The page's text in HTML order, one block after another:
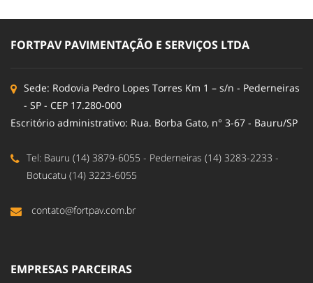
FORTPAV PAVIMENTAÇÃO E SERVIÇOS LTDA
Sede: Rodovia Pedro Lopes Torres Km 1 – s/n - Pederneiras
- SP - CEP 17.280-000
Escritório administrativo: Rua. Borba Gato, n° 3-67 - Bauru/SP
Tel: Bauru (14) 3879-6055 - Pederneiras (14) 3283-2233 -
Botucatu (14) 3223-6055
contato@fortpav.com.br
EMPRESAS PARCEIRAS